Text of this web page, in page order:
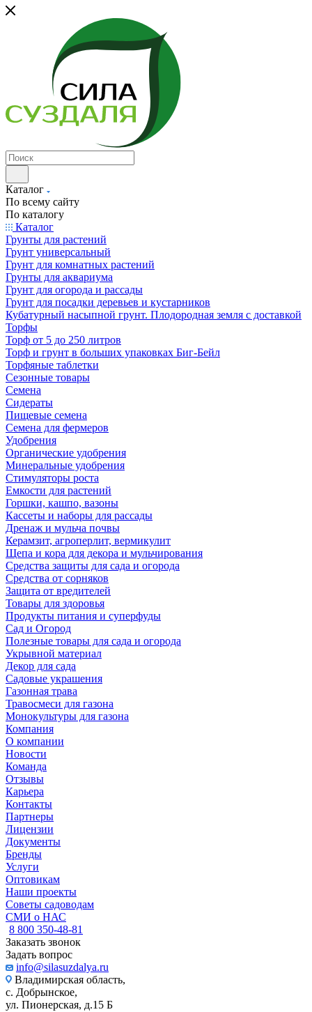
Каталог
По всему сайту
По каталогу
Каталог
Грунты для растений
Грунт универсальный
Грунт для комнатных растений
Грунты для аквариума
Грунт для огорода и рассады
Грунт для посадки деревьев и кустарников
Кубатурный насыпной грунт. Плодородная земля с доставкой
Торфы
Торф от 5 до 250 литров
Торф и грунт в больших упаковках Биг-Бейл
Торфяные таблетки
Сезонные товары
Семена
Сидераты
Пищевые семена
Семена для фермеров
Удобрения
Органические удобрения
Минеральные удобрения
Стимуляторы роста
Емкости для растений
Горшки, кашпо, вазоны
Кассеты и наборы для рассады
Дренаж и мульча почвы
Керамзит, агроперлит, вермикулит
Щепа и кора для декора и мульчирования
Средства защиты для сада и огорода
Средства от сорняков
Защита от вредителей
Товары для здоровья
Продукты питания и суперфуды
Сад и Огород
Полезные товары для сада и огорода
Укрывной материал
Декор для сада
Садовые украшения
Газонная трава
Травосмеси для газона
Монокультуры для газона
Компания
О компании
Новости
Команда
Отзывы
Карьера
Контакты
Партнеры
Лицензии
Документы
Бренды
Услуги
Оптовикам
Наши проекты
Советы садоводам
СМИ о НАС
8 800 350-48-81
Заказать звонок
Задать вопрос
info@silasuzdalya.ru
Владимирская область,
с. Добрынское,
ул. Пионерская, д.15 Б